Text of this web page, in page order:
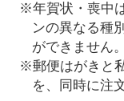
※年賀状・喪中
ンの異なる種
ができません。
※郵便はがきと
を、同時に注